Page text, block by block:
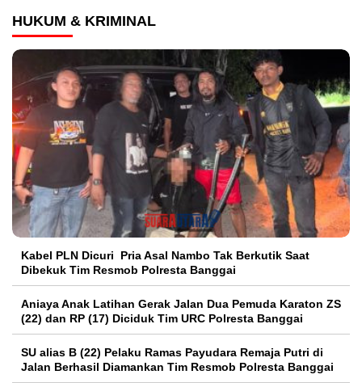
HUKUM & KRIMINAL
Kabel PLN Dicuri Pria Asal Nambo Tak Berkutik Saat
Dibekuk Tim Resmob Polresta Banggai
Aniaya Anak Latihan Gerak Jalan Dua Pemuda Karaton ZS
(22) dan RP (17) Diciduk Tim URC Polresta Banggai
SU alias B (22) Pelaku Ramas Payudara Remaja Putri di
Jalan Berhasil Diamankan Tim Resmob Polresta Banggai